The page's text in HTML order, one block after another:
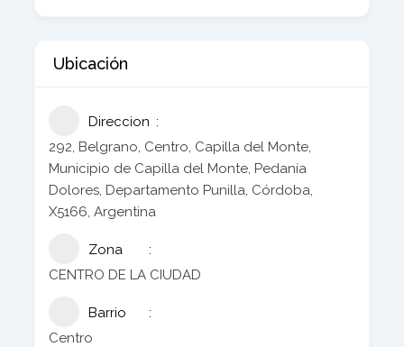
Ubicación
Direccion
292, Belgrano, Centro, Capilla del Monte,
Municipio de Capilla del Monte, Pedanía
Dolores, Departamento Punilla, Córdoba,
X5166, Argentina
Zona
CENTRO DE LA CIUDAD
Barrio
Centro